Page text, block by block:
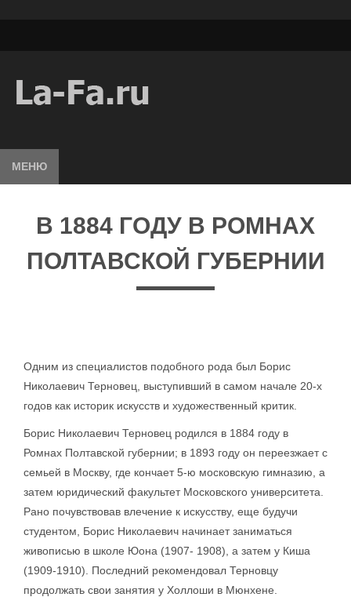
МЕНЮ
В 1884 ГОДУ В РОМНАХ
ПОЛТАВСКОЙ ГУБЕРНИИ
Одним из специалистов подобного рода был Борис
Николаевич Терновец, выступивший в самом начале 20-х
годов как историк искусств и художественный критик.
Борис Николаевич Терновец родился в 1884 году в
Ромнах Полтавской губернии; в 1893 году он переезжает с
семьей в Москву, где кончает 5-ю московскую гимназию, а
затем юридический факультет Московского университета.
Рано почувствовав влечение к искусству, еще будучи
студентом, Борис Николаевич начинает заниматься
живописью в школе Юона (1907- 1908), а затем у Киша
(1909-1910). Последний рекомендовал Терновцу
продолжать свои занятия у Холлоши в Мюнхене.